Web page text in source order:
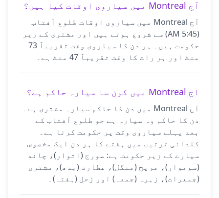
آج Montreal میں سیاروی اوقات کیا ہیں؟
آج Montreal میں سیاروی اوقات طلوع آفتاب
(5:45 AM) سے شروع ہوتے ہیں اور مشتری کے زیر
حکومت ہیں۔ ہر دن کا سیاروی وقت تقریباً 73
منٹ اور ہر رات کا وقت تقریباً 47 منٹ ہے۔
آج Montreal میں کون سا سیارہ حاکم ہے؟
آج Montreal میں دن کا حاکم سیارہ مشتری ہے۔
دن کا حاکم وہ سیارہ ہے جو طلوع آفتاب کے
بعد پہلے سیاروی وقت پر حکومت کرتا ہے۔
کلدانی ترتیب میں ہفتے کا ہر دن ایک مخصوص
سیارے کے زیر حکومت ہے: سورج (اتوار)، چاند
(سوموار)، مریخ (منگل)، عطارد (بدھ)، مشتری
(جمعرات)، زہرہ (جمعہ) اور زحل (ہفتہ)۔